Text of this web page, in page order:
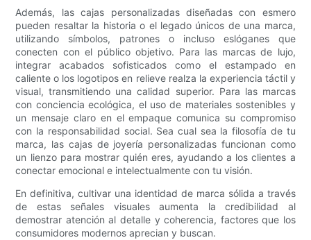
Además, las cajas personalizadas diseñadas con esmero
pueden resaltar la historia o el legado únicos de una marca,
utilizando símbolos, patrones o incluso eslóganes que
conecten con el público objetivo. Para las marcas de lujo,
integrar acabados sofisticados como el estampado en
caliente o los logotipos en relieve realza la experiencia táctil y
visual, transmitiendo una calidad superior. Para las marcas
con conciencia ecológica, el uso de materiales sostenibles y
un mensaje claro en el empaque comunica su compromiso
con la responsabilidad social. Sea cual sea la filosofía de tu
marca, las cajas de joyería personalizadas funcionan como
un lienzo para mostrar quién eres, ayudando a los clientes a
conectar emocional e intelectualmente con tu visión.
En definitiva, cultivar una identidad de marca sólida a través
de estas señales visuales aumenta la credibilidad al
demostrar atención al detalle y coherencia, factores que los
consumidores modernos aprecian y buscan.